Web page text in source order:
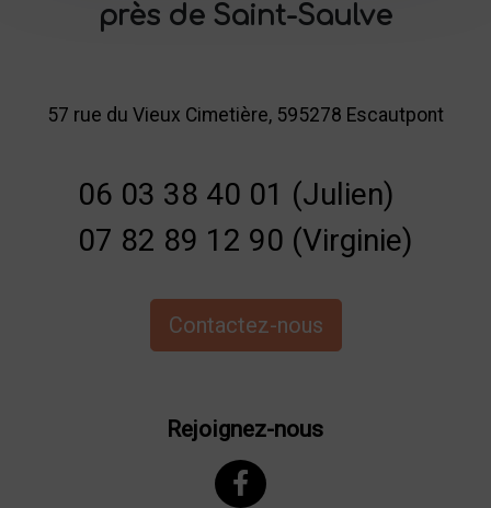
près de Saint-Saulve
57 rue du Vieux Cimetière, 595278 Escautpont
06 03 38 40 01 (Julien)
07 82 89 12 90 (Virginie)
Contactez-nous
Rejoignez-nous